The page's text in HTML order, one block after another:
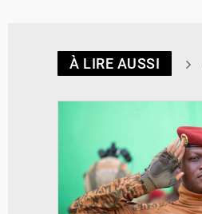
À LIRE AUSSI